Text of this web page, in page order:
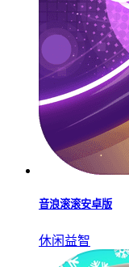
音浪滚滚安卓版
休闲益智